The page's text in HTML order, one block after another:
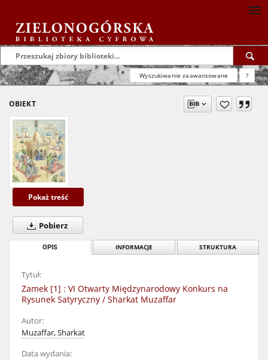
Wyszukiwanie zaawansowane ?
OBIEKT
Pokaż treść
Pobierz
OPIS INFORMACJE STRUKTURA
Tytuł:
Zamek [1] : VI Otwarty Międzynarodowy Konkurs na
Rysunek Satyryczny / Sharkat Muzaffar
Autor:
Muzaffar, Sharkat
Data wydania: